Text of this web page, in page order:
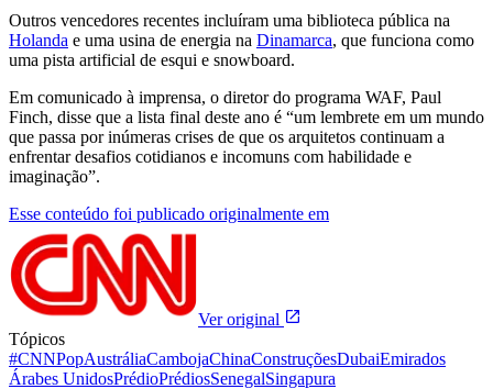
Outros vencedores recentes incluíram uma biblioteca pública na
Holanda e uma usina de energia na Dinamarca, que funciona como
uma pista artificial de esqui e snowboard.
Em comunicado à imprensa, o diretor do programa WAF, Paul
Finch, disse que a lista final deste ano é “um lembrete em um mundo
que passa por inúmeras crises de que os arquitetos continuam a
enfrentar desafios cotidianos e incomuns com habilidade e
imaginação”.
Esse conteúdo foi publicado originalmente em
Ver original
Tópicos
#CNNPopAustráliaCambojaChinaConstruçõesDubaiEmirados
Árabes UnidosPrédioPrédiosSenegalSingapura